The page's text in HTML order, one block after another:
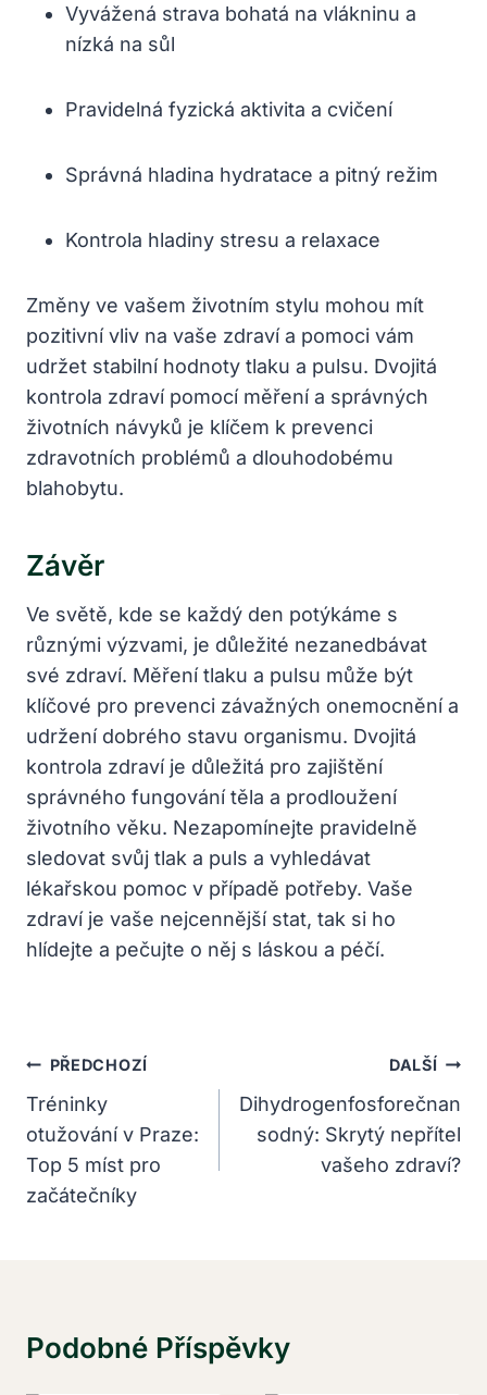
Vyvážená strava bohatá na vlákninu a
nízká na sůl
Pravidelná fyzická aktivita a cvičení
Správná hladina hydratace a pitný režim
Kontrola hladiny stresu a relaxace
Změny ve vašem životním stylu mohou mít
pozitivní vliv na vaše zdraví a pomoci vám
udržet stabilní hodnoty tlaku a pulsu. Dvojitá
kontrola zdraví pomocí měření a správných
životních návyků je klíčem k prevenci
zdravotních problémů a dlouhodobému
blahobytu.
Závěr
Ve světě, kde se každý den potýkáme s
různými výzvami, je důležité nezanedbávat
své zdraví. Měření tlaku a pulsu může být
klíčové pro prevenci závažných onemocnění a
udržení dobrého stavu organismu. Dvojitá
kontrola zdraví je důležitá pro zajištění
správného fungování těla a prodloužení
životního věku. Nezapomínejte pravidelně
sledovat svůj tlak a puls a vyhledávat
lékařskou pomoc v případě potřeby. Vaše
zdraví je vaše nejcennější stat, tak si ho
hlídejte a pečujte o něj s láskou a péčí.
Navigace
Pro
Příspěvek
PŘEDCHOZÍ
Tréninky
otužování v Praze:
Top 5 míst pro
začátečníky
DALŠÍ
Dihydrogenfosforečnan
sodný: Skrytý nepřítel
vašeho zdraví?
Podobné Příspěvky